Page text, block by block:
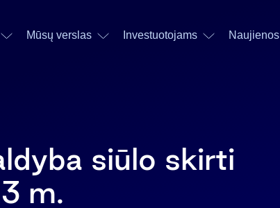
Mūsų verslas Investuotojams Naujienos
siūlo skirti
m.